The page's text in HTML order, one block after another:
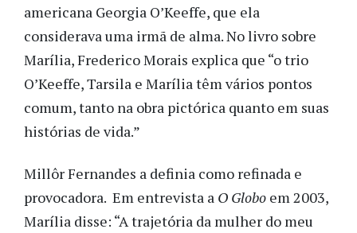
americana Georgia O’Keeffe, que ela
considerava uma irmã de alma. No livro sobre
Marília, Frederico Morais explica que “o trio
O’Keeffe, Tarsila e Marília têm vários pontos
comum, tanto na obra pictórica quanto em suas
histórias de vida.”
Millôr Fernandes a definia como refinada e
provocadora. Em entrevista a O Globo em 2003,
Marília disse: “A trajetória da mulher do meu